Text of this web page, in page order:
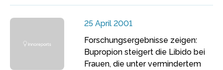
25 April 2001
Forschungsergebnisse zeigen:
Bupropion steigert die Libido bei
Frauen, die unter vermindertem